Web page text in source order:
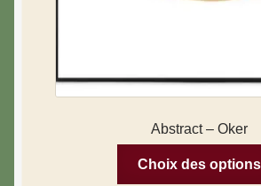
Abstract – Oker
Choix des options